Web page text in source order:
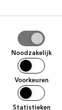
Noodzakelijk
Voorkeuren
Statistieken